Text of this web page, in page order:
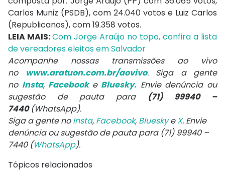
Carlos Muniz (PSDB), com 24.040 votos e Luiz Carlos
(Republicanos), com 19.358 votos.
LEIA MAIS:Com Jorge Araújo no topo, confira a lista
de vereadores eleitos em Salvador
Acompanhe nossas transmissões ao vivo
no
www.aratuon.com.br/aovivo. Siga a gente
no Insta, Facebook e Bluesky. Envie denúncia ou
sugestão de pauta para
(71) 99940 –
7440(WhatsApp).
Siga a gente noInsta, Facebook, BlueskyeX. Envie
denúncia ou sugestão de pauta para (71) 99940 –
7440 (WhatsApp).
Tópicos relacionados